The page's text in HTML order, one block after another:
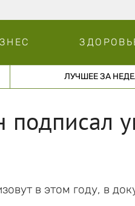
ЛУЧШЕЕ ЗА
в этом году, в